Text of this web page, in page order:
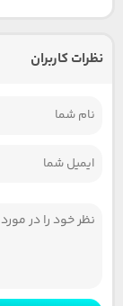
نظرات کاربران